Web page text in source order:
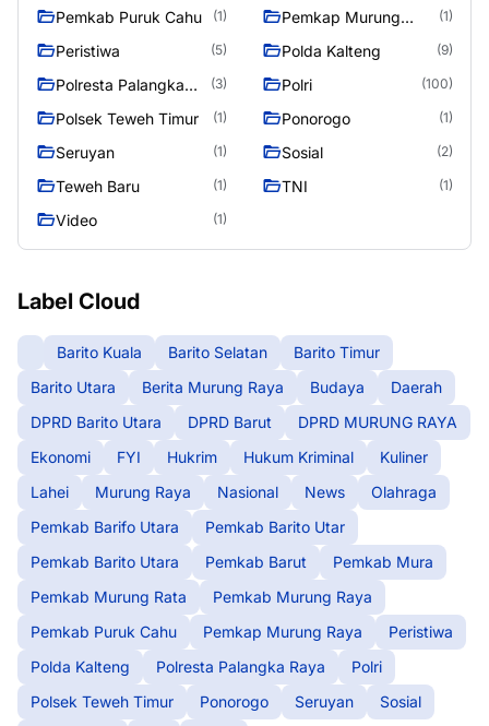
Pemkab Puruk Cahu (1)
Pemkap Murung
(1)
Peristiwa (5) Polda Kalteng (9)
Polresta Palangka
(3) Polri (100)
Polsek Teweh Timur (1) Ponorogo (1)
Seruyan (1) Sosial (2)
Teweh Baru (1) TNI (1)
Video (1)
Label Cloud
Barito Kuala Barito Selatan
Barito Timur
Barito Utara
Berita Murung Raya Budaya
Daerah
DPRD Barito Utara
DPRD Barut
DPRD MURUNG RAYA
Ekonomi
FYI Hukrim Hukum Kriminal
Kuliner
Lahei
Murung Raya Nasional News
Olahraga
Pemkab Barifo Utara
Pemkab Barito Utar
Pemkab Barito Utara
Pemkab Barut
Pemkab Mura
Pemkab Murung Rata
Pemkab Murung Raya
Pemkab Puruk Cahu
Pemkap Murung Raya
Peristiwa
Polda Kalteng
Polresta Palangka Raya
Polri
Polsek Teweh Timur
Ponorogo Seruyan
Sosial